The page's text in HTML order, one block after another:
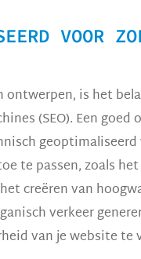
VOOR
is het
(SEO). Een
te passen, zoals
creëren van
verkeer
van je website te